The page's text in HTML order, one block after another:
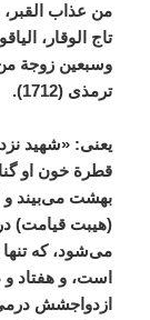
من عذاب القبر،
تاج الوقار،
وسبعین زوجة
ترمذی (1712).
یعنی: «شهید
قطرة خون او
بهشت می‌بیند و
(هیبت قیامت)
می‌شود، که تنها
است، و هفتاد
ازدواجشش